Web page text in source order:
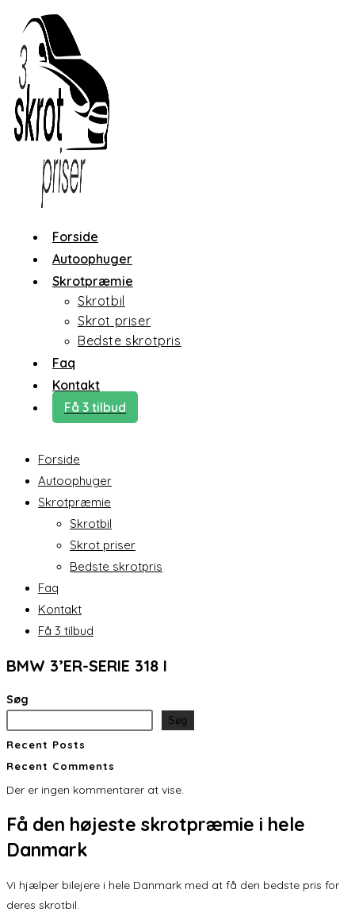
content
Forside
Autoophuger
Skrotpræmie
Skrotbil
Skrot priser
Bedste skrotpris
Faq
Kontakt
Få 3 tilbud
Forside
Autoophuger
Skrotpræmie
Skrotbil
Skrot priser
Bedste skrotpris
Faq
Kontakt
Få 3 tilbud
BMW 3’ER-SERIE 318 I
Søg
Søg
Recent Posts
Recent Comments
Der er ingen kommentarer at vise.
Få den højeste skrotpræmie i hele
Danmark
Vi hjælper bilejere i hele Danmark med at få den bedste pris for
deres skrotbil.